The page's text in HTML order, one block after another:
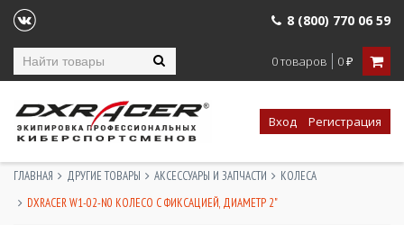
8 (800) 770 06 59
0 товаров 0₽
Вход Регистрация
ГЛАВНАЯ ДРУГИЕ ТОВАРЫ АКСЕССУАРЫ И ЗАПЧАСТИ
КОЛЕСА
DXRACER W1-02-N0 КОЛЕСО С ФИКСАЦИЕЙ, ДИАМЕТР 2"